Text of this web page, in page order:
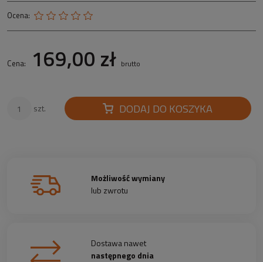
Ocena:
Cena: 169,00 zł brutto
szt. DODAJ DO KOSZYKA
Możliwość wymiany
lub zwrotu
Dostawa nawet
następnego dnia